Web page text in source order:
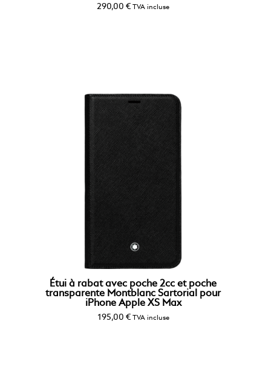
290,00 € TVA incluse
Étui à rabat avec poche 2cc et poche
transparente Montblanc Sartorial pour
iPhone Apple XS Max
195,00 € TVA incluse